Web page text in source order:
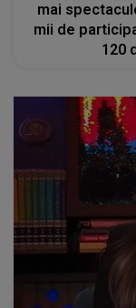
mai
mii de
120